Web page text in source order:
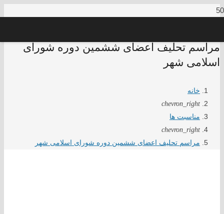
مراسم تحلیف اعضای ششمین دوره شورای
اسلامی شهر
خانه
chevron_right
مناسبت ها
chevron_right
مراسم تحلیف اعضای ششمین دوره شورای اسلامی شهر